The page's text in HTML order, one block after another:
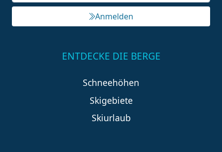
Anmelden
ENTDECKE DIE BERGE
Schneehöhen
Skigebiete
Skiurlaub